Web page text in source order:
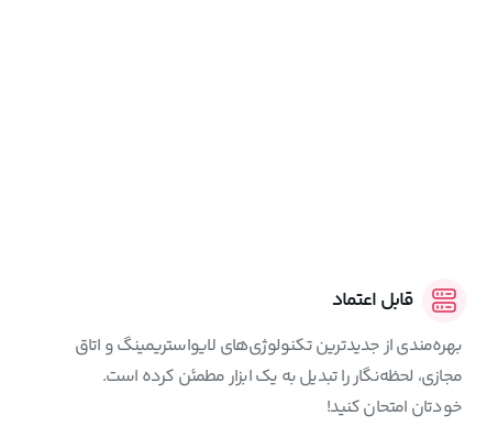
قابل اعتماد
بهره‌مندی از جدیدترین تکنولوژی‌های لایواستریمینگ و اتاق
مجازی، لحظه‌نگار را تبدیل به یک ابزار مطمئن کرده است.
خودتان امتحان کنید!